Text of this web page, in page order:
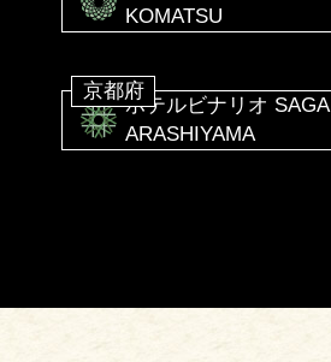
KOMATSU
京都府
ホテルビナリオ SAGA
ARASHIYAMA